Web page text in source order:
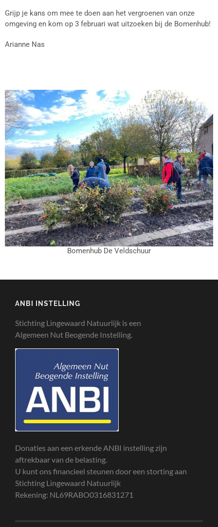
Grijp je kans om mee te doen aan het vergroenen van onze
omgeving en kom op 3 februari wat uitzoeken bij de Bomenhub!
Arianne Nas
Bomenhub De Veldschuur
ANBI INSTELLING
Stichting Lingewaard Natuurlijk is een
Algemeen Nut Beogende Instelling.
Donaties aan een erkende ANBI instelling zijn
aftrekbaar van de belasting.
U kunt ons financieel steunen door een storting aan
Stichting Lingewaard Natuurlijk
Rekening: NL69RABO0316831271